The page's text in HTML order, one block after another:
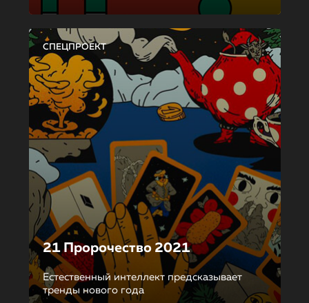
СПЕЦПРОЕКТ
21 Пророчество 2021
Естественный интеллект предсказывает
тренды нового года